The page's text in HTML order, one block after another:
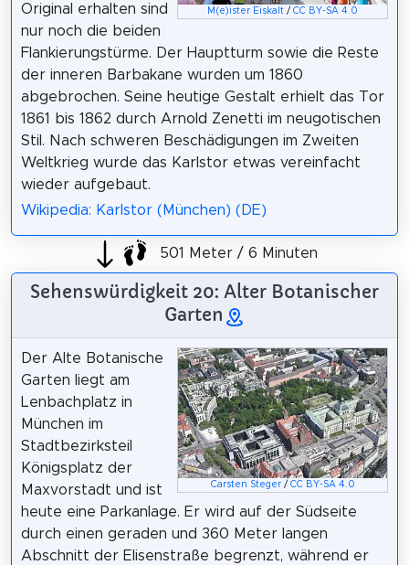
M(e)ister Eiskalt /CC BY-SA 4.0
Original erhalten sind
nur noch die beiden
Flankierungstürme. Der Hauptturm sowie die Reste
der inneren Barbakane wurden um 1860
abgebrochen. Seine heutige Gestalt erhielt das Tor
1861 bis 1862 durch Arnold Zenetti im neugotischen
Stil. Nach schweren Beschädigungen im Zweiten
Weltkrieg wurde das Karlstor etwas vereinfacht
wieder aufgebaut.
Wikipedia: Karlstor (München) (DE)
501 Meter / 6 Minuten
Sehenswürdigkeit 20: Alter Botanischer
Garten
Carsten Steger/ CC BY-SA 4.0
Der Alte Botanische
Garten liegt am
Lenbachplatz in
München im
Stadtbezirksteil
Königsplatz der
Maxvorstadt und ist
heute eine Parkanlage. Er wird auf der Südseite
durch einen geraden und 360 Meter langen
Abschnitt der Elisenstraße begrenzt, während er